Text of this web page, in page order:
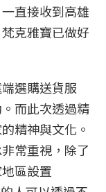
直接收到高雄
克雅寶已做好
選購送貨服
而此次透過精
精神與文化。
常重視，除了
區設置